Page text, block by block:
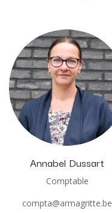
Annabel Dussart
Comptable
compta@armagritte.be